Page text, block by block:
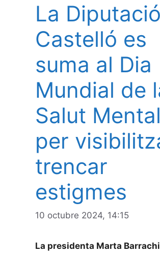
La
Castelló es
suma al Dia
Mundial de
Salut Mental
per
trencar
estigmes
10 octubre 2024, 14:15
La presidenta Marta